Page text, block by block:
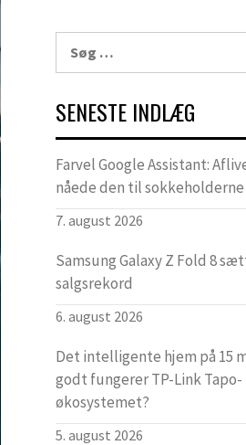
efter:
SENESTE INDLÆG
Farvel Google Assistant:
nåede den til sokkeholderne
7. august 2026
Samsung Galaxy Z Fold 8
salgsrekord
6. august 2026
Det intelligente hjem på 15
godt fungerer TP-Link Tapo-
økosystemet?
5. august 2026